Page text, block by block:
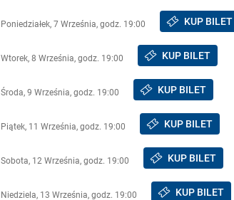
Poniedziałek, 7 Września, godz. 19:00 KUP BILET
Wtorek, 8 Września, godz. 19:00 KUP BILET
Środa, 9 Września, godz. 19:00 KUP BILET
Piątek, 11 Września, godz. 19:00 KUP BILET
Sobota, 12 Września, godz. 19:00 KUP BILET
Niedziela, 13 Września, godz. 19:00 KUP BILET